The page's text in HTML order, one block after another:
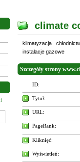
Technisan - projektowanie
sanitarnych i nadzór
climate
klimatyzacja
instalacje gazowe
Szczegóły strony
ID:
Tytuł:
URL:
PageRank:
Kliknięć:
Wyświetleń: